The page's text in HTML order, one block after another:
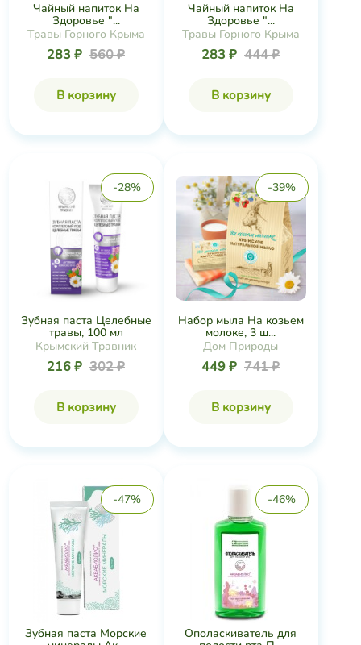
Чайный напиток На
Здоровье "...
Травы Горного Крыма
283 ₽ 560 ₽
В корзину
Чайный напиток На
Здоровье "...
Травы Горного Крыма
283 ₽ 444 ₽
В корзину
-28%
Зубная паста Целебные
травы, 100 мл
Крымский Травник
216 ₽ 302 ₽
В корзину
-39%
Набор мыла На козьем
молоке, 3 ш...
Дом Природы
449 ₽ 741 ₽
В корзину
-47%
Зубная паста Морские
-46%
Ополаскиватель для